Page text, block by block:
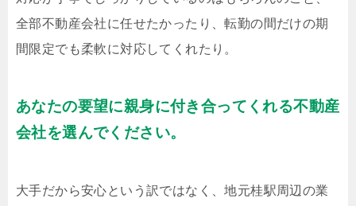
全部不動産会社に任せたかったり、転勤の間だけの期
間限定でも柔軟に対応してくれたり。
あなたの要望に親身に付き合ってくれる不動産
会社を選んでください。
大手だから安心という訳ではなく、地元桂駅周辺の業